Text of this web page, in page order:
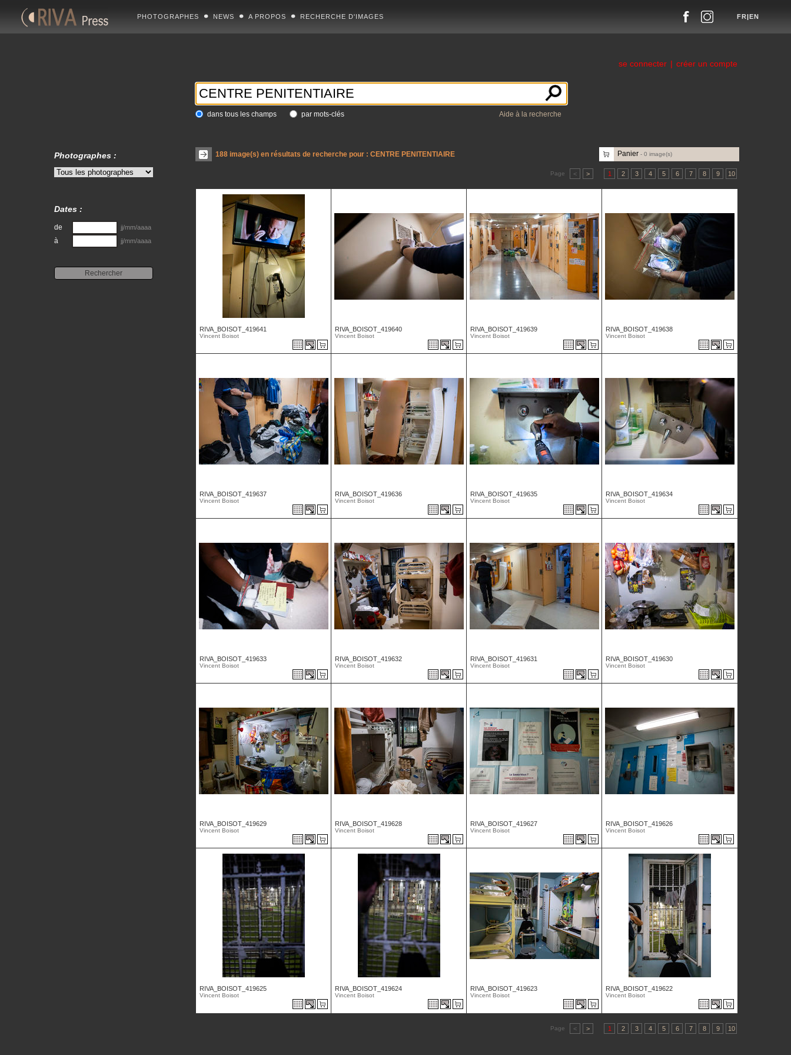
PHOTOGRAPHES NEWS A PROPOS RECHERCHE D'IMAGES FR|EN
se connecter | créer un compte
dans tous les champs par mots-clés Aide à la recherche
188 image(s) en résultats de recherche pour : CENTRE PENITENTIAIRE Panier - 0 image(s)
Page < > 1 2 3 4 5 6 7 8 9 10
RIVA_BOISOT_419641
Vincent Boisot
RIVA_BOISOT_419640
Vincent Boisot
RIVA_BOISOT_419639
Vincent Boisot
RIVA_BOISOT_419638
Vincent Boisot
RIVA_BOISOT_419637
Vincent Boisot
RIVA_BOISOT_419636
Vincent Boisot
RIVA_BOISOT_419635
Vincent Boisot
RIVA_BOISOT_419634
Vincent Boisot
RIVA_BOISOT_419633
Vincent Boisot
RIVA_BOISOT_419632
Vincent Boisot
RIVA_BOISOT_419631
Vincent Boisot
RIVA_BOISOT_419630
Vincent Boisot
RIVA_BOISOT_419629
Vincent Boisot
RIVA_BOISOT_419628
Vincent Boisot
RIVA_BOISOT_419627
Vincent Boisot
RIVA_BOISOT_419626
Vincent Boisot
RIVA_BOISOT_419625
Vincent Boisot
RIVA_BOISOT_419624
Vincent Boisot
RIVA_BOISOT_419623
Vincent Boisot
RIVA_BOISOT_419622
Vincent Boisot
Page < > 1 2 3 4 5 6 7 8 9 10
Photographes :
Dates :
de jj/mm/aaaa
à jj/mm/aaaa